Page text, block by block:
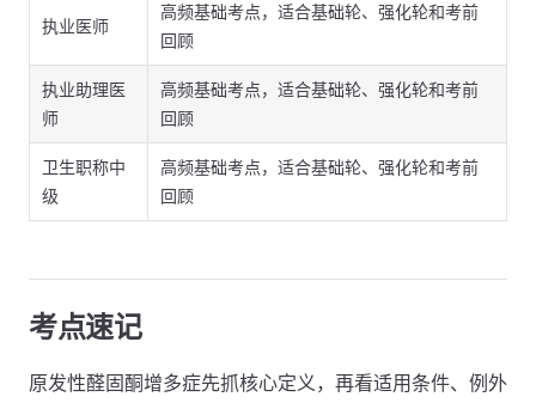
执业医师
高频基础考点，适合基础轮、强化轮和考前
回顾
执业助理医
师
高频基础考点，适合基础轮、强化轮和考前
回顾
卫生职称中
级
高频基础考点，适合基础轮、强化轮和考前
回顾
考点速记
原发性醛固酮增多症先抓核心定义，再看适用条件、例外